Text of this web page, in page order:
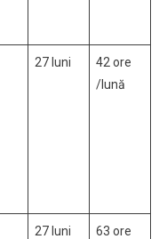
27 luni
42 ore
/lună
27 luni
63 ore